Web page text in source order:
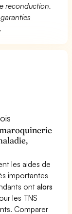
reconduction.
les aides de
importantes
ontalors
les TNS
Comparer